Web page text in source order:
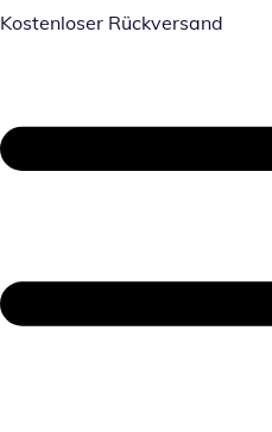
Kostenloser Rückversand